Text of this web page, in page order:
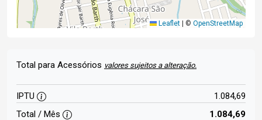
Leaflet © OpenStreetMap
Total para Acessórios valores sujeitos a alteração.
IPTU
1.084,69
Total / Mês
1.084,69